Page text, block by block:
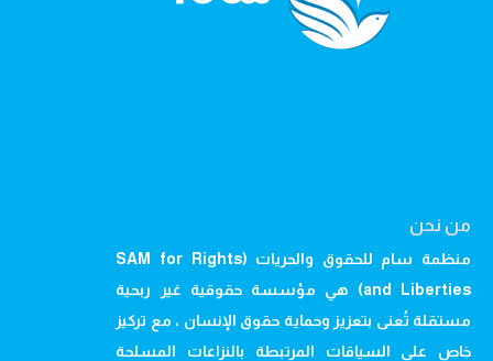
من نحن
منظمة سام للحقوق والحريات (SAM for Rights
and Liberties) هي مؤسسة حقوقية غير ربحية
مستقلة تُعنى بتعزيز وحماية حقوق الإنسان ، مع تركيز
خاص على السياقات المرتبطة بالنزاعات المسلحة